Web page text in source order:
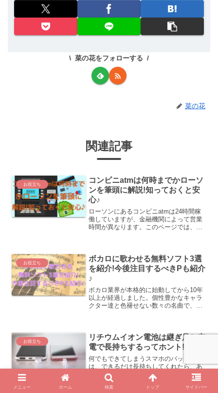
菜の花をフォローする
菜の花
関連記事
お役立ち
コンビニatmは何時までかローソ
ンを筆頭に解説!知っておくと安
心♪
ローソンにあるコンビニatmは24時間稼
働していますが、金融機関によって営業
時間が異なります。このページでは、お
す。
お役立ち
ボカロに歌わせる無料ソフト3選
を紹介!今後注目するべきPも紹介
♪
ボカロ業界が本格的に始動してから10年
以上が経過しました。個性豊かなキャラ
クター達と色褪せない数々の名曲で、今
りました。 機材高いん...
お役立ち
リチウムイオン電池は継ぎ足し充
電で長持ちするってホント!?
何でもできてしまうスマホのバッテリー
は、できるだけ長持ちしてくれたら、あ
りがたいですよね。私はスマホのアプリ
を家の鍵として使っています。外出中に
バッテリーが切れかけると「家に入れな
メニュー ホーム 検索 トップ サイドバー